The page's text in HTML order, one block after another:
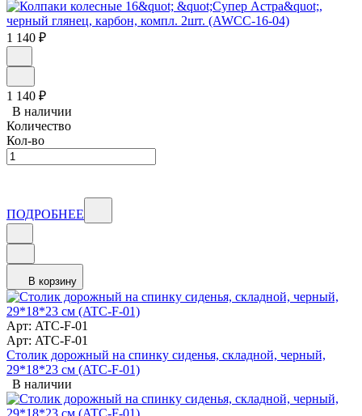
1 140 ₽
1 140 ₽
В наличии
Количество
Кол-во
ПОДРОБНЕЕ
В корзину
Арт: ATC-F-01
Арт: ATC-F-01
Столик дорожный на спинку сиденья, складной, черный,
29*18*23 см (ATC-F-01)
В наличии